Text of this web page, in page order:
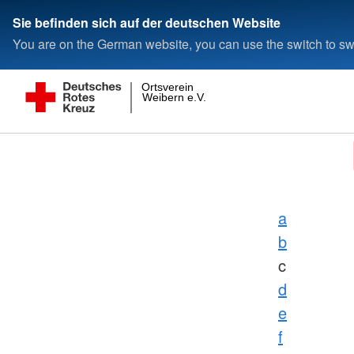
Sie befinden sich auf der deutschen Website
You are on the German website, you can use the switch to
Weibern e.V.
Ortsverein
a
b
c
d
e
f